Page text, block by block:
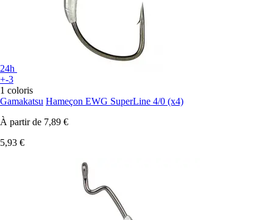
24h
+-3
1 coloris
Gamakatsu Hameçon EWG SuperLine 4/0 (x4)
À partir de 7,89 €
5,93 €